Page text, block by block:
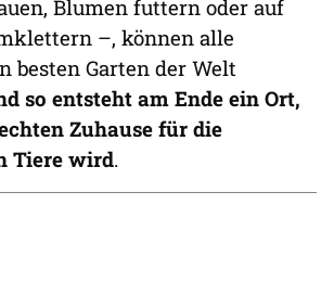
Blumen futtern oder auf
–, können alle
besten Garten der Welt
so entsteht am Ende ein Ort,
Zuhause für die
Tiere wird.